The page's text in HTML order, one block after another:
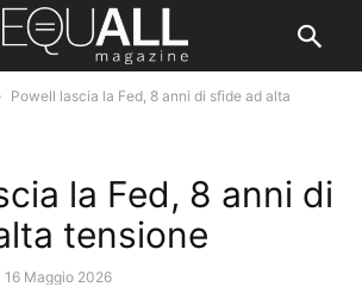
Powell lascia la Fed, 8 anni di sfide ad alta
la Fed, 8 anni di
tensione
16 Maggio 2026